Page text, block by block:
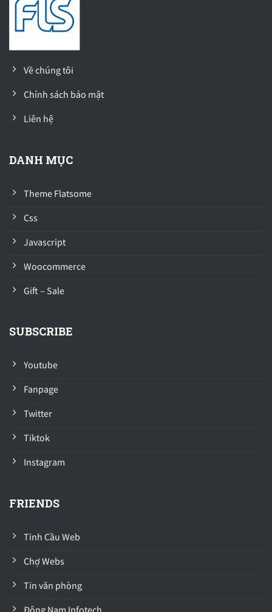
Về chúng tôi
Chính sách bảo mật
Liên hệ
DANH MỤC
Theme Flatsome
Css
Javascript
Woocommerce
Gift – Sale
SUBSCRIBE
Youtube
Fanpage
Twitter
Tiktok
Instagram
FRIENDS
Tinh Cầu Web
Chợ Webs
Tin văn phòng
Đông Nam Infotech